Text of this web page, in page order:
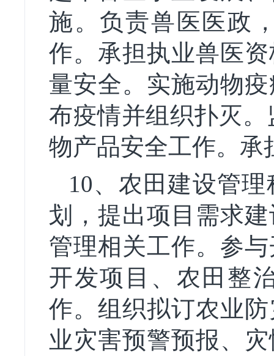
施。负责兽医医政
作。承担执业兽医
量安全。实施动物
布疫情并组织扑灭
物产品安全工作。承
10、农田建设管
划，提出项目需求
管理相关工作。参
开发项目、农田整
作。组织拟订农业
业灾害预警预报、